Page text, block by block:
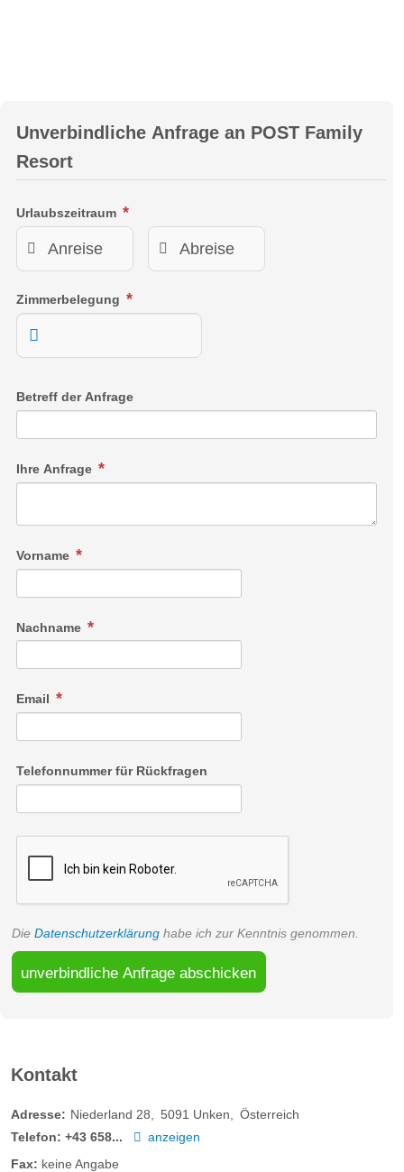
2-6 Personen
Großzügige Suite im Sonnenbogen mit 2 Kinderzimmer
2-6 Personen
Sonnenbogen Suite 45m²
2-4 Personen
Unverbindliche Anfrage an POST Family
Resort
Urlaubszeitraum
Zimmerbelegung
Betreff der Anfrage
Ihre Anfrage
Vorname
Nachname
Email
Telefonnummer für Rückfragen
Die Datenschutzerklärung habe ich zur Kenntnis genommen.
unverbindliche Anfrage abschicken
Kontakt
Adresse: Niederland 28 5091 Unken
Österreich
Telefon: +43 658...
anzeigen
Fax: keine Angabe